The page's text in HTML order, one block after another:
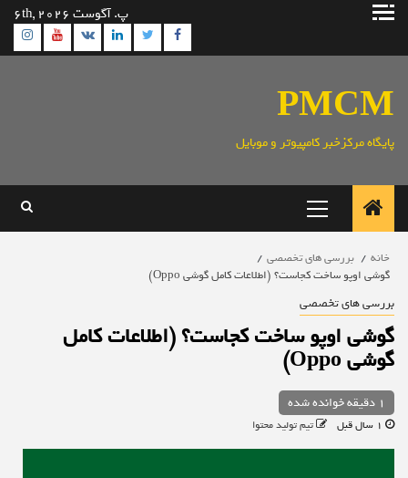
پرش
پ. آگوست 6th, 2026
Facebook
Twitter
Linkedin
VK
PMCM
پایگاه مرکزخبر کامپیوتر و موبایل
اصلی
خانه
بررسی های تخصصی
گوشی اوپو ساخت کجاست؟ (اطلاعات کامل گوشی Oppo)
بررسی های تخصصی
گوشی اوپو ساخت کجاست؟ (اطلاعات کامل
گوشی Oppo)
1 دقیقه خوانده شده
تیم تولید محتوا